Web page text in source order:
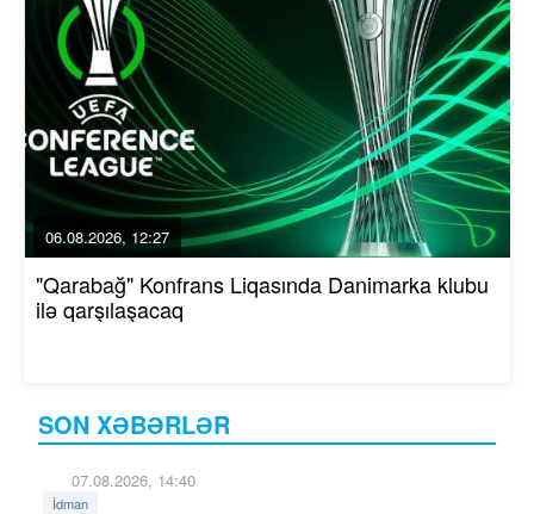
SON XƏBƏRLƏR
07.08.2026, 14:40
İdman
06.08.2026, 12:27
"Qarabağ" Konfrans Liqasında Danimarka klubu
ilə qarşılaşacaq